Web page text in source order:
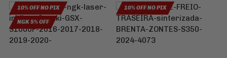
10% OFF NO PIX
NGK 5% OFF
10% OFF NO PIX